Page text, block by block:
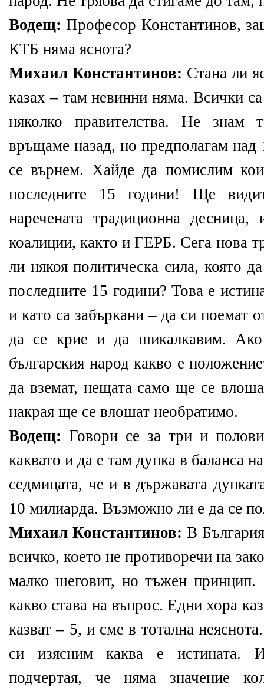
Водещ: Професор Константинов,
КТБ няма яснота?
Михаил Константинов: Стана ли
казах – там невинни няма. Всички
няколко правителства. Не знам
връщаме назад, но предполагам
се върнем. Хайде да помислим
последните 15 години! Ще
наречената традиционна
коалиции, както и ГЕРБ. Сега нова
ли някоя политическа сила, която
последните 15 години? Това е
и като са забъркани – да си поемат
да се крие и да шикалкавим.
българския народ какво е
да вземат, нещата само ще се
накрая ще се влошат необратимо.
Водещ: Говори се за три и
каквато и да е там дупка в баланса
седмицата, че и в държавата
10 милиарда. Възможно ли е да се
Михаил Константинов: В
всичко, което не противоречи на
малко шеговит, но тъжен
какво става на въпрос. Едни хора
казват – 5, и сме в тотална
си изясним каква е
подчертая, че няма значение